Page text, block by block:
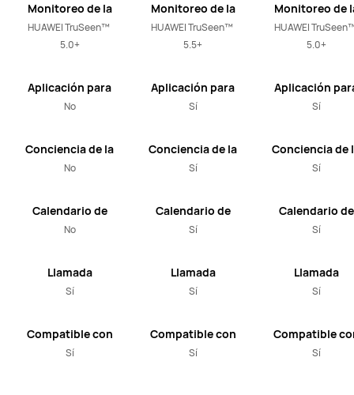
Monitoreo de la
frecuencia
cardiaca
HUAWEI TruSeen™
5.0+
Aplicación para
estar en forma
No
Conciencia de la
respiración
No
Calendario de
ciclo inteligente
No
Llamada
Bluetooth
Sí
Compatible con
iOS y Android
Sí
Monitoreo de la
frecuencia
cardiaca
HUAWEI TruSeen™
5.5+
Aplicación para
estar en forma
Sí
Conciencia de la
respiración
Sí
Calendario de
ciclo inteligente
Sí
Llamada
Bluetooth
Sí
Compatible con
iOS y Android
Sí
Monitoreo de
frecuencia
cardiaca
HUAWEI
5.0+
Aplicación
estar en
Sí
Conciencia de
respiración
Sí
Calendario de
ciclo
Sí
Llamada
Bluetooth
Sí
Compatible
iOS y Android
Sí